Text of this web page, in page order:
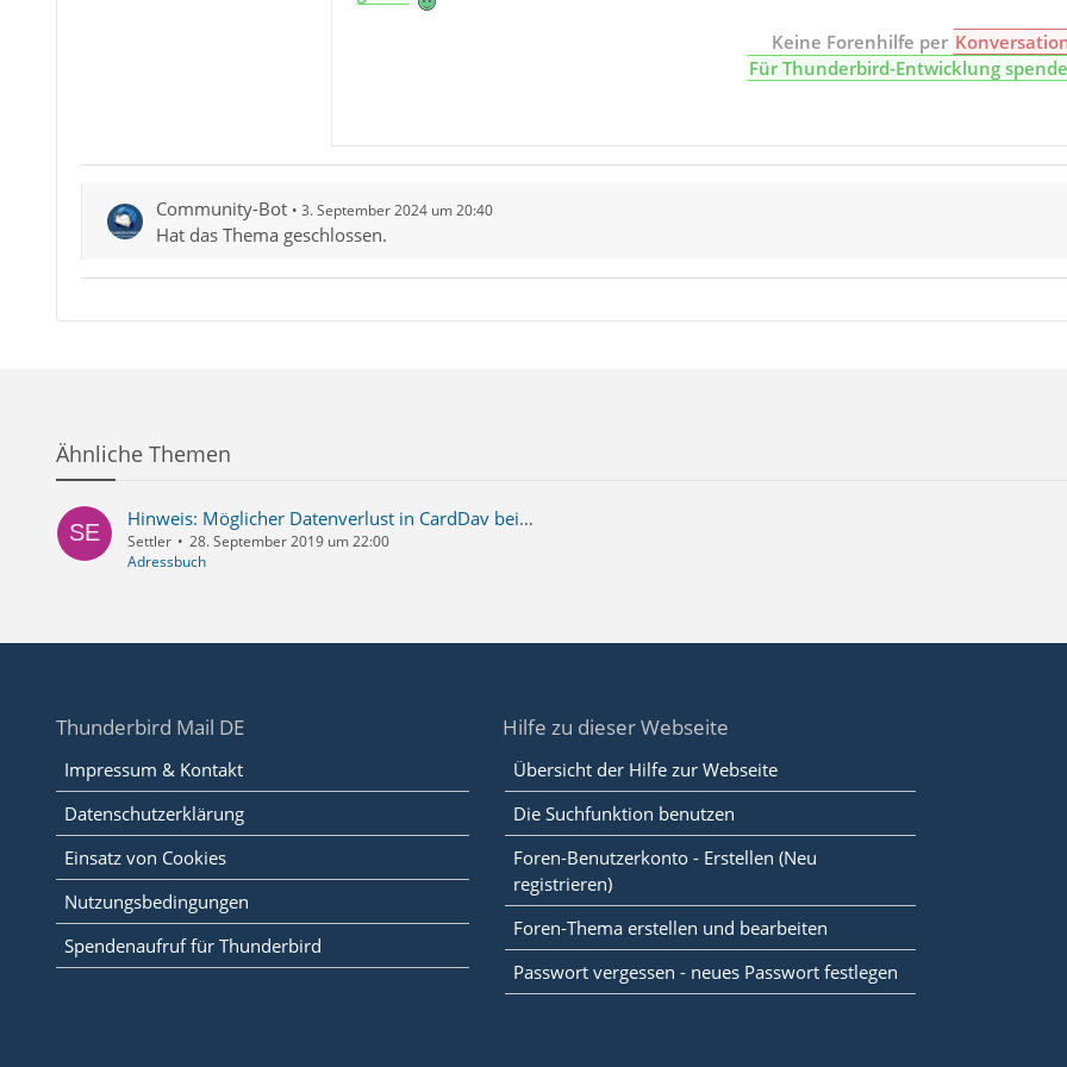
Keine Forenhilfe per
Für Thunderbird-Entwicklung
Community-Bot 3. September 2024 um 20:40
Hat das Thema geschlossen.
Ähnliche Themen
Hinweis: Möglicher Datenverlust in CardDav bei Update auf Version 68.x
Settler
28. September 2019 um 22:00
Adressbuch
Thunderbird Mail DE
Impressum & Kontakt
Datenschutzerklärung
Einsatz von Cookies
Nutzungsbedingungen
Spendenaufruf für Thunderbird
Hilfe zu dieser Webseite
Übersicht der Hilfe zur Webseite
Die Suchfunktion benutzen
Foren-Benutzerkonto - Erstellen (Neu
registrieren)
Foren-Thema erstellen und bearbeiten
Passwort vergessen - neues Passwort festlegen